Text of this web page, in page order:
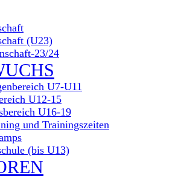
(U23)
23/24
U7-U11
U12-15
U16-19
und Trainingszeiten
(bis U13)